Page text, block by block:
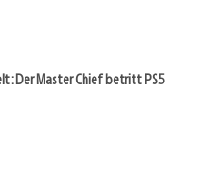
Der Master Chief betritt PS5